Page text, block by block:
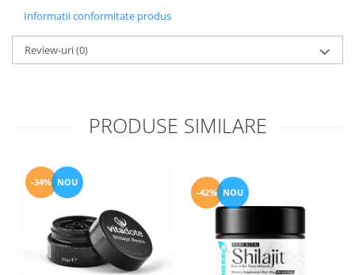
Informatii conformitate produs
Review-uri(0)
PRODUSE SIMILARE
-34% NOU
-42% NOU